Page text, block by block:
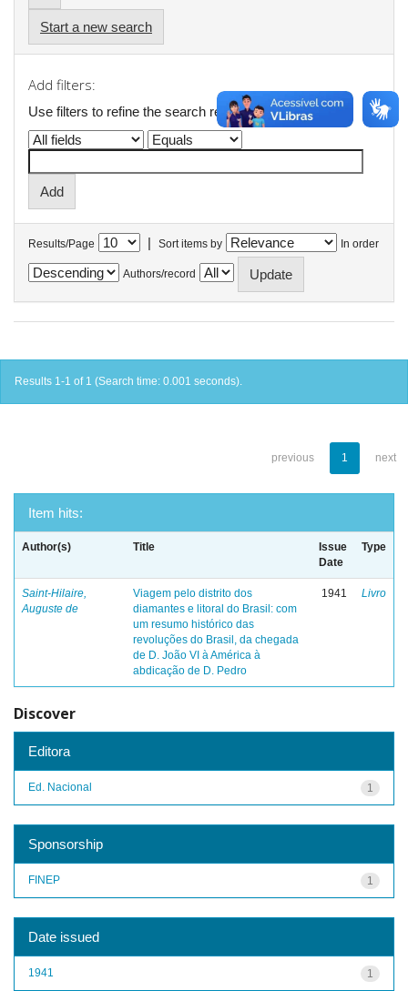
Start a new search
Add filters:
Use filters to refine the search results.
Results/Page | Sort items by In order
Authors/record
Results 1-1 of 1 (Search time: 0.001 seconds).
previous 1 next
Item hits:
Author(s) Title
Issue
Date
Type
Saint-Hilaire,
Auguste de
Viagem pelo distrito dos
diamantes e litoral do Brasil: com
um resumo histórico das
revoluções do Brasil, da chegada
de D. João VI à América à
abdicação de D. Pedro
1941 Livro
Discover
Editora
1
Ed. Nacional
Sponsorship
1
FINEP
Date issued
1
1941